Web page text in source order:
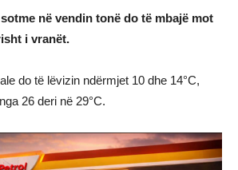
në vendin tonë do të mbajë mot
i vranët.
do të lëvizin ndërmjet 10 dhe 14°C,
26 deri në 29°C.